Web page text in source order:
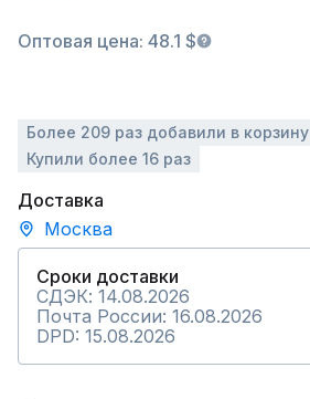
Оптовая цена: 48.1 $
Более 209 раз добавили в корзину
Купили более 16 раз
Доставка
Москва
Сроки доставки
СДЭК: 14.08.2026
Почта России: 16.08.2026
DPD: 15.08.2026